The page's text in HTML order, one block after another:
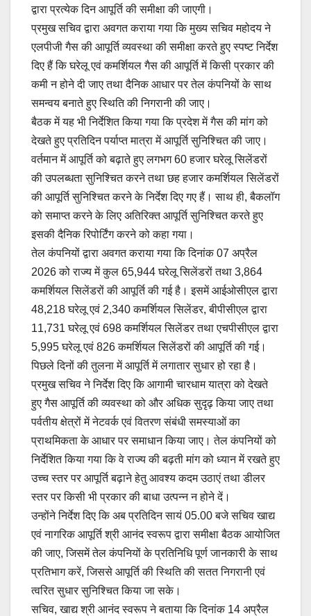
द्वारा प्रत्येक दिन आपूर्ति की समीक्षा की जाएगी।
प्रमुख सचिव द्वारा अवगत कराया गया कि मुख्य सचिव महोदय ने
एलपीजी गैस की आपूर्ति व्यवस्था की समीक्षा करते हुए स्पष्ट निर्देश
दिए हैं कि घरेलू एवं कमर्शियल गैस की आपूर्ति में किसी प्रकार की
कमी न होने दी जाए तथा दैनिक आधार पर तेल कंपनियों के साथ
समन्वय बनाते हुए स्थिति की निगरानी की जाए।
बैठक में यह भी निर्देशित किया गया कि प्रदेश में गैस की मांग को
देखते हुए प्रतिदिन पर्याप्त मात्रा में आपूर्ति सुनिश्चित की जाए।
वर्तमान में आपूर्ति को बढ़ाते हुए लगभग 60 हजार घरेलू सिलेंडरों
की उपलब्धता सुनिश्चित करने तथा छह हजार कमर्शियल सिलेंडरों
की आपूर्ति सुनिश्चित करने के निर्देश दिए गए हैं। साथ ही, बैकलॉग
को समाप्त करने के लिए अतिरिक्त आपूर्ति सुनिश्चित करते हुए
इसकी दैनिक रिपोर्टिंग करने को कहा गया।
तेल कंपनियों द्वारा अवगत कराया गया कि दिनांक 07 अप्रैल
2026 को राज्य में कुल 65,944 घरेलू सिलेंडरों तथा 3,864
कमर्शियल सिलेंडरों की आपूर्ति की गई है। इसमें आईओसीएल द्वारा
48,218 घरेलू एवं 2,340 कमर्शियल सिलेंडर, बीपीसीएल द्वारा
11,731 घरेलू एवं 698 कमर्शियल सिलेंडर तथा एचपीसीएल द्वारा
5,995 घरेलू एवं 826 कमर्शियल सिलेंडरों की आपूर्ति की गई।
पिछले दिनों की तुलना में आपूर्ति में लगातार सुधार हो रहा है।
प्रमुख सचिव ने निर्देश दिए कि आगामी चारधाम यात्रा को देखते
हुए गैस आपूर्ति की व्यवस्था को और अधिक सुदृढ़ किया जाए तथा
पर्वतीय क्षेत्रों में नेटवर्क एवं वितरण संबंधी समस्याओं का
प्राथमिकता के आधार पर समाधान किया जाए। तेल कंपनियों को
निर्देशित किया गया कि वे राज्य की बढ़ती मांग को ध्यान में रखते हुए
उच्च स्तर पर आपूर्ति बढ़ाने हेतु आवश्य कदम उठाएं तथा डीलर
स्तर पर किसी भी प्रकार की बाधा उत्पन्न न होने दें।
उन्होंने निर्देश दिए कि अब प्रतिदिन सायं 05.00 बजे सचिव खाद्य
एवं नागरिक आपूर्ति श्री आनंद स्वरूप द्वारा समीक्षा बैठक आयोजित
की जाए, जिसमें तेल कंपनियों के प्रतिनिधि पूर्ण जानकारी के साथ
प्रतिभाग करें, जिससे आपूर्ति की स्थिति की सतत निगरानी एवं
त्वरित सुधार सुनिश्चित किया जा सके।
सचिव, खाद्य श्री आनंद स्वरूप ने बताया कि दिनांक 14 अप्रैल